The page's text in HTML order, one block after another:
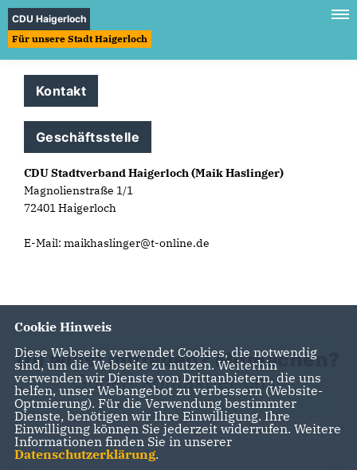
CDU Haigerloch
Für unsere Stadt Haigerloch
Kontakt
Geschäftsstelle
CDU Stadtverband Haigerloch (Maik Haslinger)
Magnolienstraße 1/1
72401 Haigerloch
E-Mail: maikhaslinger@t-online.de
Du willst mitreden? Mitmachen?
Super! Kontaktier uns!
Cookie Hinweis
Diese Webseite verwendet Cookies, die notwendig
sind, um die Webseite zu nutzen. Weiterhin
verwenden wir Dienste von Drittanbietern, die uns
helfen, unser Webangebot zu verbessern (Website-
Optmierung). Für die Verwendung bestimmter
Dienste, benötigen wir Ihre Einwilligung. Ihre
Einwilligung können Sie jederzeit widerrufen. Weitere
Informationen finden Sie in unserer
Datenschutzerklärung.